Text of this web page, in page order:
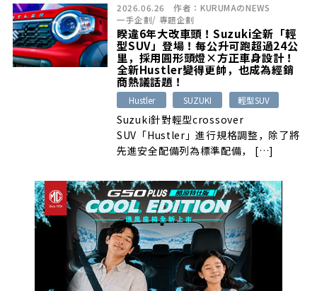
2026.06.26 作者： KURUMAのNEWS
一手企劃/ 專題企劃
睽違6年大改車頭！Suzuki全新「輕
型SUV」登場！每公升可跑超過24公
里，採用圓形頭燈×方正車身設計！
全新Hustler變得更帥，也成為經銷
商熱議話題！
Hustler SUZUKI 輕型SUV
Suzuki針對輕型crossover
SUV「Hustler」進行規格調整，除了將
先進安全配備列為標準配備， […]